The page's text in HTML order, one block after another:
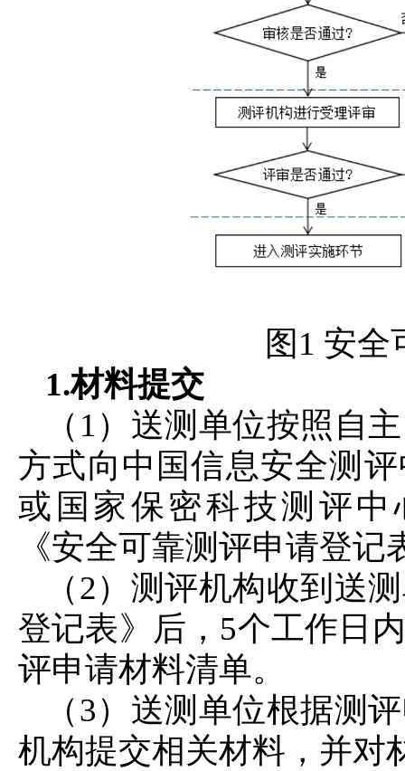
图1 安
1.材料提交
（1）送测单位按照自
方式向中国信息安全测评
或国家保密科技测评中
《安全可靠测评申请登
（2）测评机构收到送
登记表》后，5个工作日
评申请材料清单。
（3）送测单位根据测
机构提交相关材料，并对